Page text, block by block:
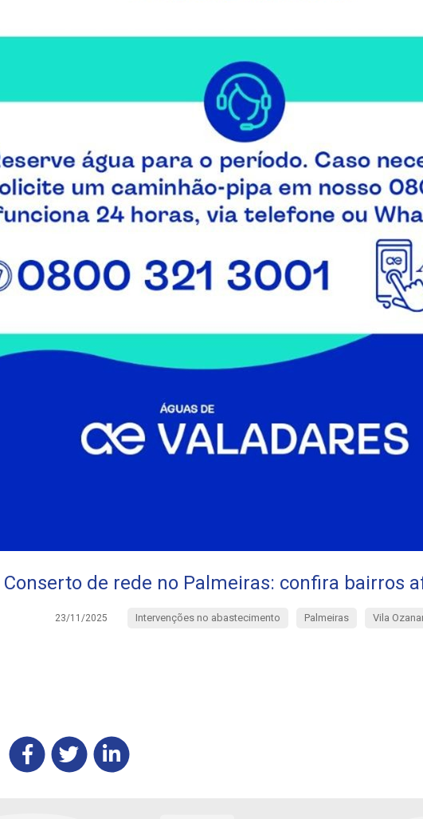
Conserto de rede no Palmeiras: confira bairros
23/11/2025 Intervenções no abastecimento Palmeiras Vila